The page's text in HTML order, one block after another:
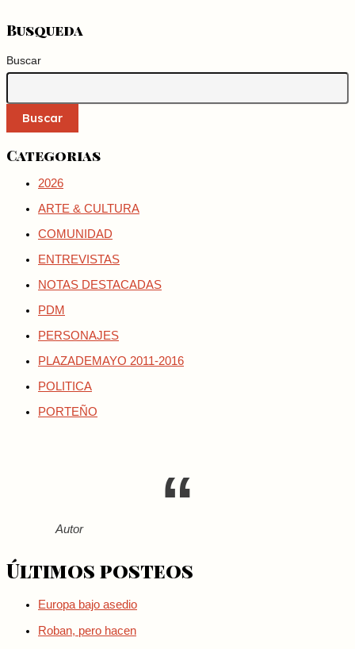
Busqueda
Buscar
Buscar
Categorias
2026
ARTE & CULTURA
COMUNIDAD
ENTREVISTAS
NOTAS DESTACADAS
PDM
PERSONAJES
PLAZADEMAYO 2011-2016
POLITICA
PORTEÑO
Autor
Últimos posteos
Europa bajo asedio
Roban, pero hacen